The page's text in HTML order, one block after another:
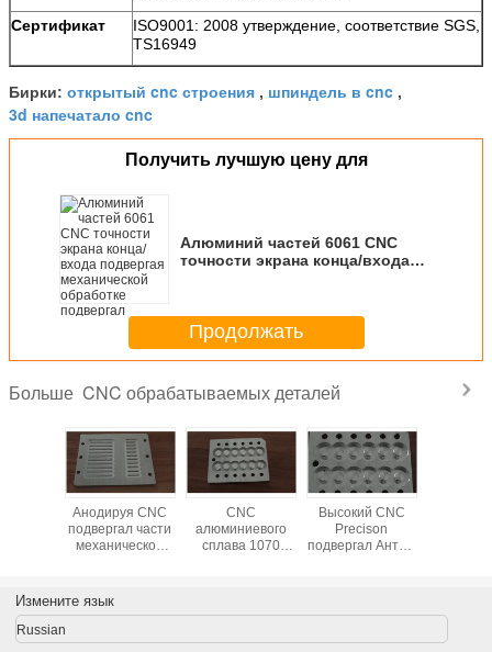
Сертификат
ISO9001: 2008 утверждение, соответствие SGS,
TS16949
Бирки: открытый cnc строения , шпиндель в cnc ,
3d напечатало cnc
Получить лучшую цену для
Алюминий частей 6061 CNC
точности экрана конца/входа
вспомогательное
оборудование механической
обработке
Продолжать
Больше CNC обрабатываемых деталей
Анодируя CNC
подвергал части
механической
Keyborad
подвергли
обработке CNC,
CNC
алюминиевого
сплава 1070
IPAD/мобильного
Высокий CNC
Precison
подвергал Анти--
частей с
Keyborad
Измените язык
Russian